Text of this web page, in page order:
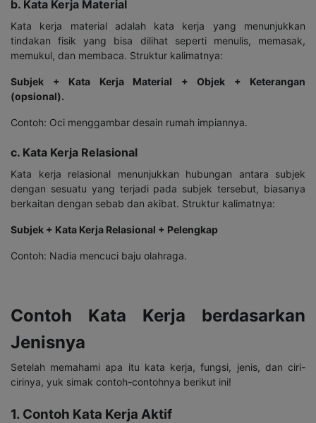
b. Kata Kerja Material
Kata kerja material adalah kata kerja yang menunjukkan
tindakan fisik yang bisa dilihat seperti menulis, memasak,
memukul, dan membaca. Struktur kalimatnya:
Subjek + Kata Kerja Material + Objek + Keterangan
(opsional).
Contoh: Oci menggambar desain rumah impiannya.
c. Kata Kerja Relasional
Kata kerja relasional menunjukkan hubungan antara subjek
dengan sesuatu yang terjadi pada subjek tersebut, biasanya
berkaitan dengan sebab dan akibat. Struktur kalimatnya:
Subjek + Kata Kerja Relasional + Pelengkap
Contoh: Nadia mencuci baju olahraga.
Contoh Kata Kerja berdasarkan
Jenisnya
Setelah memahami apa itu kata kerja, fungsi, jenis, dan ciri-
cirinya, yuk simak contoh-contohnya berikut ini!
1. Contoh Kata Kerja Aktif